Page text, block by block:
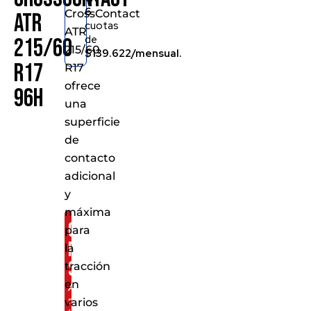
ATR
215/60
R17
96H
Consíguelo
por
solo:
Al
realizar
6
cuotas
de
$139.622/mensual.
CrossContact
ATR
215/60
R17
ofrece
una
superficie
de
contacto
adicional
y
máxima
para
la
tracción
en
varios